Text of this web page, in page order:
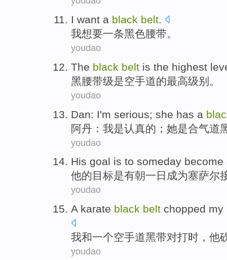
I want a black belt.
我想要一条黑色腰带。
youdao
The black belt is the highest
黑腰带级是空手道的最高级别 。
youdao
Dan: I'm serious; she has a
阿丹 ： 我是认真的 ； 她是合气道
youdao
His goal is to someday become
他的目标是有朝一日 成为塞萨尔
youdao
A karate black belt chopped my
我和一个空手道黑带对打时 ， 他
youdao